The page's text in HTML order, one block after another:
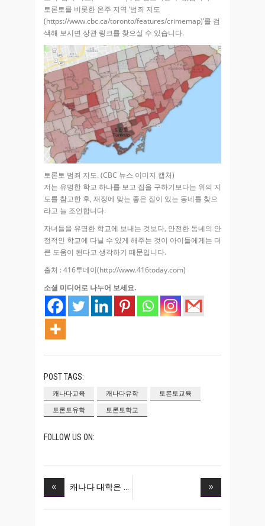
토론토를 비롯한 온주 지역 ‘범죄 지도
(https://www.cbc.ca/toronto/features/crimemap)’를 검
색해 보시면 상관 링크를 찾으실 수 있습니다.
토론토 범죄 지도. (CBC 뉴스 이미지 캡처)
저는 유명한 학교 하나를 보고 집을 구하기보다는 위의 지
도를 참고한 후, 재정에 맞는 좋은 집이 있는 동네를 찾으
라고 늘 조언합니다.
자녀들을 유명한 학교에 보내는 것보다, 안전한 동네의 안
정적인 학교에 다닐 수 있게 해주는 것이 아이들에게는 더
큰 도움이 된다고 생각하기 때문입니다.
출처 : 416투데이(http://www.416today.com)
소셜 미디어로 나누어 보세요.
POST TAGS:
캐나다교육 캐나다유학
토론토교육
토론토유학
토론토학교
FOLLOW US ON:
캐나다 대학은